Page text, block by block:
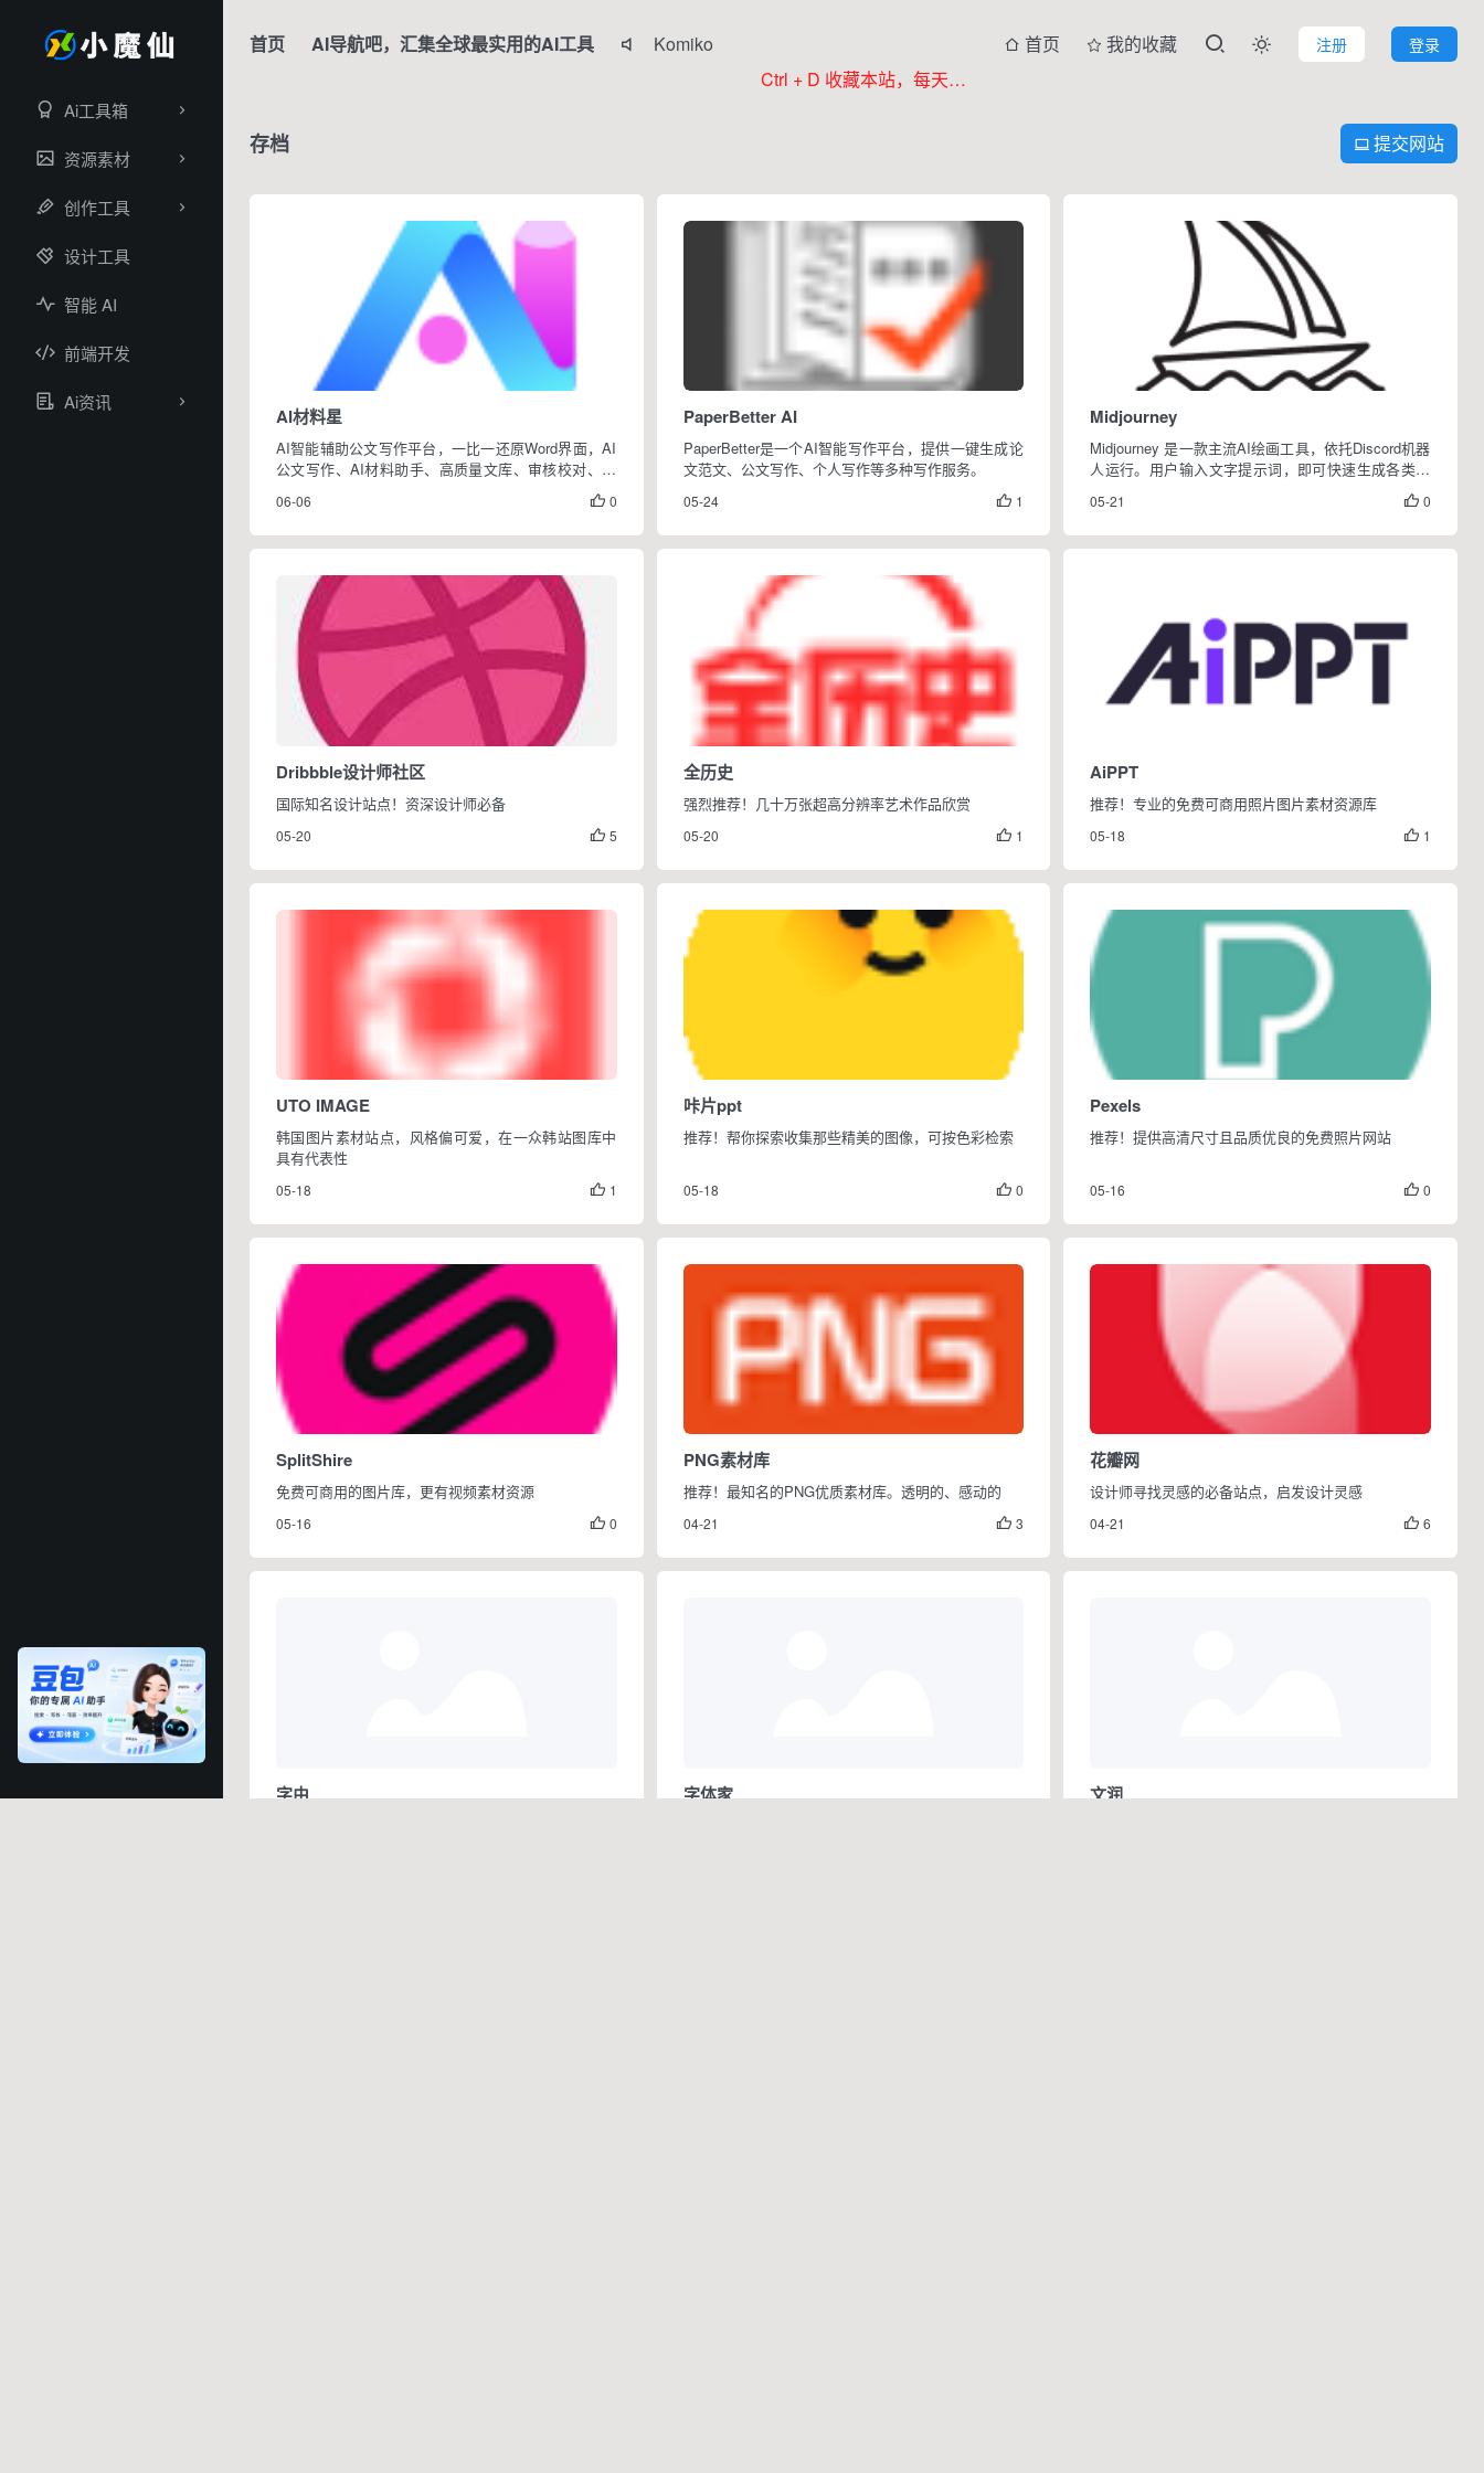
Ai工具箱
资源素材
创作工具
设计工具
智能 AI
前端开发
Ai资讯
首页 AI导航吧，汇集全球最实用的AI工具 
Komiko
登录
注册

首页
我的收藏
Ctrl + D 收藏本站，每天更新好站！
存档  提交网站
AI材料星
AI智能辅助公文写作平台，一比一还原Word界面，AI
公文写作、AI材料助手、高质量文库、审核校对、写
作提词等8大核心功能，颠覆传统写材料模式，彻底解
决您的材料焦虑。
06-06  0
PaperBetter AI
PaperBetter是一个AI智能写作平台，提供一键生成论
文范文、公文写作、个人写作等多种写作服务。
05-24  1
Midjourney
Midjourney 是一款主流AI绘画工具，依托Discord机器
人运行。用户输入文字提示词，即可快速生成各类风
05-21  0
Dribbble设计师社区
国际知名设计站点！资深设计师必备
05-20  5
全历史
强烈推荐！几十万张超高分辨率艺术作品欣赏
05-20  1
AiPPT
推荐！专业的免费可商用照片图片素材资源库
05-18  1
UTO IMAGE
韩国图片素材站点，风格偏可爱，在一众韩站图库中
具有代表性
05-18  1
咔片ppt
推荐！帮你探索收集那些精美的图像，可按色彩检索
05-18  0
Pexels
推荐！提供高清尺寸且品质优良的免费照片网站
05-16  0
SplitShire
免费可商用的图片库，更有视频素材资源
05-16  0
PNG素材库
推荐！最知名的PNG优质素材库。透明的、感动的
04-21  3
花瓣网
设计师寻找灵感的必备站点，启发设计灵感
04-21  6
字由 字体家 文润